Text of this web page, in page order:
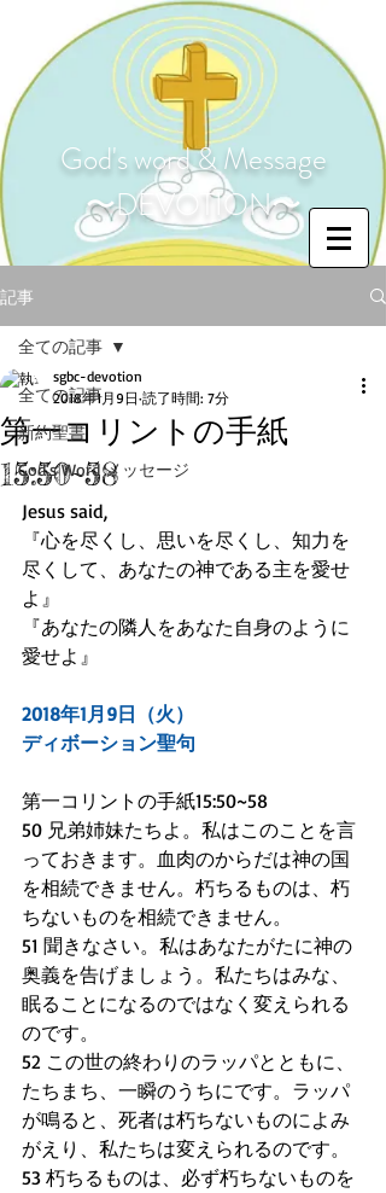
God's word & Message
〜DEVOTION〜
記事
全ての記事
新約聖書
God's Word メッセージ
全ての記事
第一コリントの手紙
15:50~58
sgbc-devotion
2018年1月9日 読了時間: 7分
Jesus said,
『心を尽くし、思いを尽くし、知力を
尽くして、あなたの神である主を愛せ
よ』
『あなたの隣人をあなた自身のように
愛せよ』
2018年1月9日（火）
ディボーション聖句
第一コリントの手紙15:50~58
50 兄弟姉妹たちよ。私はこのことを言
っておきます。血肉のからだは神の国
を相続できません。朽ちるものは、朽
ちないものを相続できません。
51 聞きなさい。私はあなたがたに神の
奥義を告げましょう。私たちはみな、
眠ることになるのではなく変えられる
のです。
52 この世の終わりのラッパとともに、
たちまち、一瞬のうちにです。ラッパ
が鳴ると、死者は朽ちないものによみ
がえり、私たちは変えられるのです。
53 朽ちるものは、必ず朽ちないものを